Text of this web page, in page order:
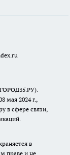
мая 2024 г.,
в сфере связи,
в
праве и не